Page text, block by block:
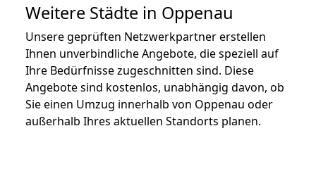
Weitere Städte in Oppenau
Unsere geprüften Netzwerkpartner erstellen
Ihnen unverbindliche Angebote, die speziell auf
Ihre Bedürfnisse zugeschnitten sind. Diese
Angebote sind kostenlos, unabhängig davon, ob
Sie einen Umzug innerhalb von Oppenau oder
außerhalb Ihres aktuellen Standorts planen.